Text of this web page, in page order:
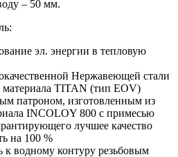
– 50 мм.
эл. энергии в тепловую
Нержавеющей стали
TITAN (тип EOV)
патроном, изготовленным из
INCOLOY 800 с примесью
лучшее качество
на 100 %
водному контуру резьбовым